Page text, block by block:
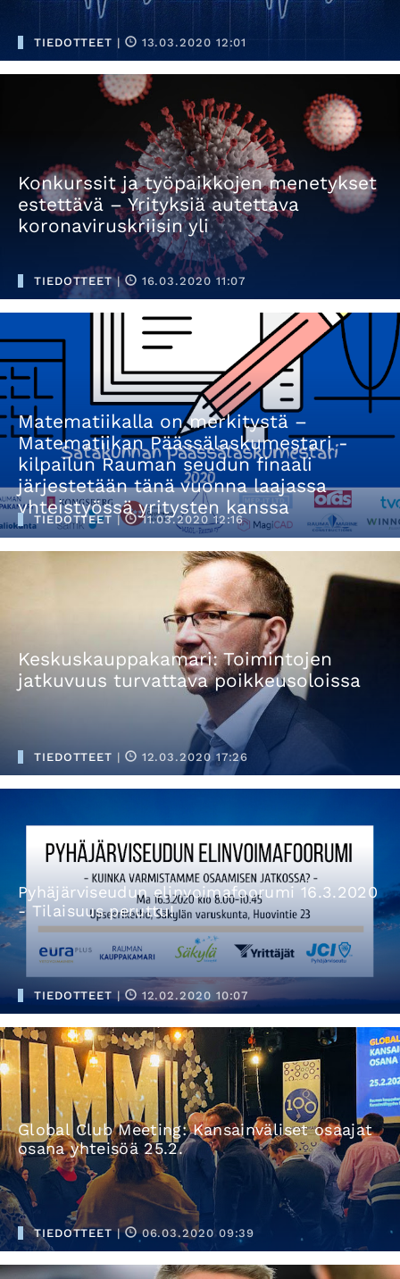
TIEDOTTEET | 13.03.2020 12:01
Konkurssit ja työpaikkojen menetykset
estettävä – Yrityksiä autettava
koronaviruskriisin yli
TIEDOTTEET| 16.03.2020 11:07
Matematiikalla on merkitystä –
Matematiikan Päässälaskumestari -
kilpailun Rauman seudun finaali
järjestetään tänä vuonna laajassa
yhteistyössä yritysten kanssa
TIEDOTTEET | 11.03.2020 12:16
Keskuskauppakamari: Toimintojen
jatkuvuus turvattava poikkeusoloissa
TIEDOTTEET | 12.03.2020 17:26
Pyhäjärviseudun elinvoimafoorumi 16.3.2020
- Tilaisuus peruttu!
TIEDOTTEET | 12.02.2020 10:07
Global Club Meeting: Kansainväliset osaajat
osana yhteisöä 25.2.
TIEDOTTEET| 06.03.2020 09:39